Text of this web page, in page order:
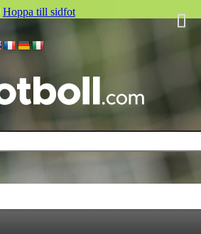
Hoppa till sidfot